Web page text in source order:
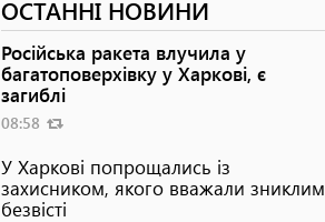
ОСТАННІ НОВИНИ
Російська ракета влучила у
багатоповерхівку у Харкові, є
загиблі
08:58
У Харкові попрощались із
захисником, якого вважали зниклим
безвісті